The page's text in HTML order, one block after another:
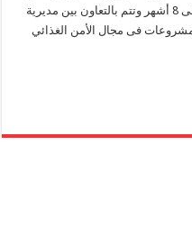
الصغر حيث انها كانت قد توقفت منذ حوالى 8 أشهر وتتم بالتعاون بين مديرية
فى مجال الأمن الغذائي